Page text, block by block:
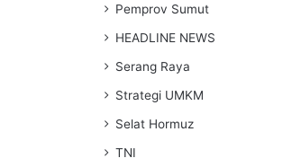
Pemprov Sumut
HEADLINE NEWS
Serang Raya
Strategi UMKM
Selat Hormuz
TNI